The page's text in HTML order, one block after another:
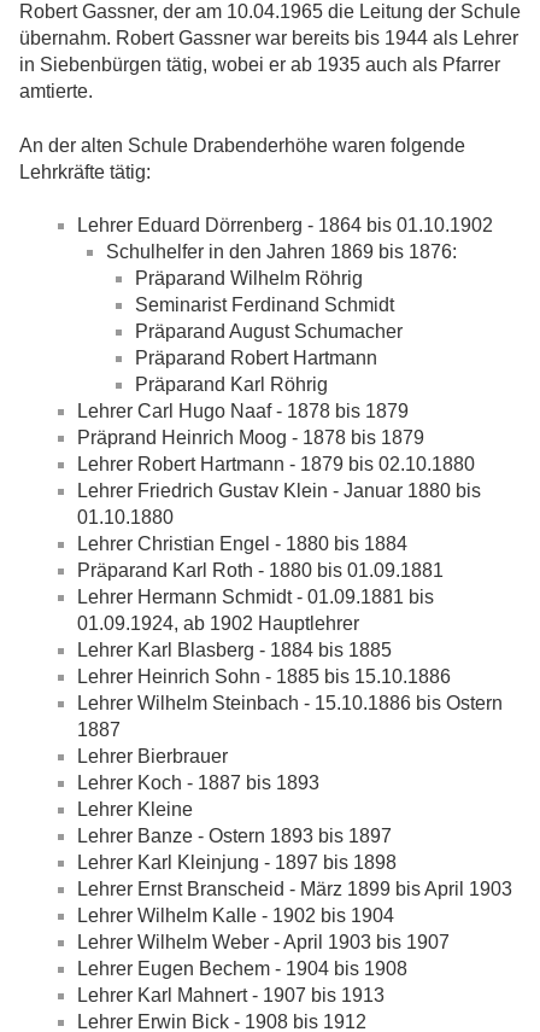
Robert Gassner, der am 10.04.1965 die Leitung der Schule
übernahm. Robert Gassner war bereits bis 1944 als Lehrer
in Siebenbürgen tätig, wobei er ab 1935 auch als Pfarrer
amtierte.
An der alten Schule Drabenderhöhe waren folgende
Lehrkräfte tätig:
Lehrer Eduard Dörrenberg - 1864 bis 01.10.1902
Schulhelfer in den Jahren 1869 bis 1876:
Präparand Wilhelm Röhrig
Seminarist Ferdinand Schmidt
Präparand August Schumacher
Präparand Robert Hartmann
Präparand Karl Röhrig
Lehrer Carl Hugo Naaf - 1878 bis 1879
Präprand Heinrich Moog - 1878 bis 1879
Lehrer Robert Hartmann - 1879 bis 02.10.1880
Lehrer Friedrich Gustav Klein - Januar 1880 bis
01.10.1880
Lehrer Christian Engel - 1880 bis 1884
Präparand Karl Roth - 1880 bis 01.09.1881
Lehrer Hermann Schmidt - 01.09.1881 bis
01.09.1924, ab 1902 Hauptlehrer
Lehrer Karl Blasberg - 1884 bis 1885
Lehrer Heinrich Sohn - 1885 bis 15.10.1886
Lehrer Wilhelm Steinbach - 15.10.1886 bis Ostern
1887
Lehrer Bierbrauer
Lehrer Koch - 1887 bis 1893
Lehrer Kleine
Lehrer Banze - Ostern 1893 bis 1897
Lehrer Karl Kleinjung - 1897 bis 1898
Lehrer Ernst Branscheid - März 1899 bis April 1903
Lehrer Wilhelm Kalle - 1902 bis 1904
Lehrer Wilhelm Weber - April 1903 bis 1907
Lehrer Eugen Bechem - 1904 bis 1908
Lehrer Karl Mahnert - 1907 bis 1913
Lehrer Erwin Bick - 1908 bis 1912